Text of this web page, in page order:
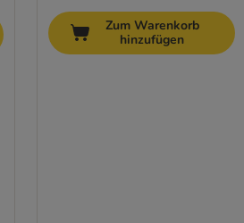
Zum Warenkorb
hinzufügen